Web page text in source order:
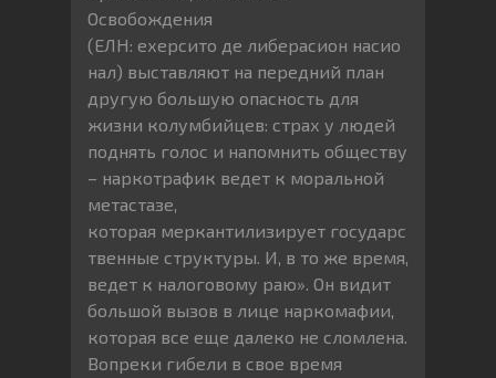
Освобождения
(ЕЛН: ехерсито де либерасион насио
нал) выставляют на передний план
другую большую опасность для
жизни колумбийцев: страх у людей
поднять голос и напомнить обществу
– наркотрафик ведет к моральной
метастазе,
которая меркантилизирует государс
твенные структуры. И, в то же время,
ведет к налоговому раю». Он видит
большой вызов в лице наркомафии,
которая все еще далеко не сломлена.
Вопреки гибели в свое время